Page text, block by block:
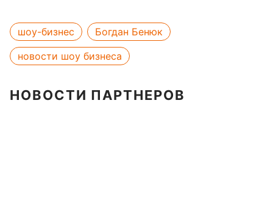
шоу-бизнес
Богдан Бенюк
новости шоу бизнеса
НОВОСТИ ПАРТНЕРОВ